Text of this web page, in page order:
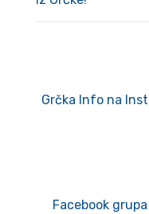
Grčka Info na
Facebook